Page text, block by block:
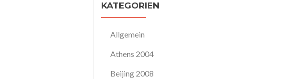
KATEGORIEN
Allgemein
Athens 2004
Beijing 2008